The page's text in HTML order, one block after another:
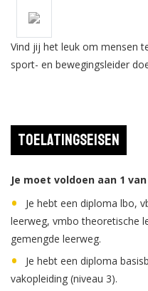
Vind jij het leuk om mensen
sport- en bewegingsleider
Toelatingseisen
Je moet voldoen aan 1
Je hebt een diploma lbo,
leerweg, vmbo theoretische
gemengde leerweg.
Je hebt een diploma
vakopleiding (niveau 3).